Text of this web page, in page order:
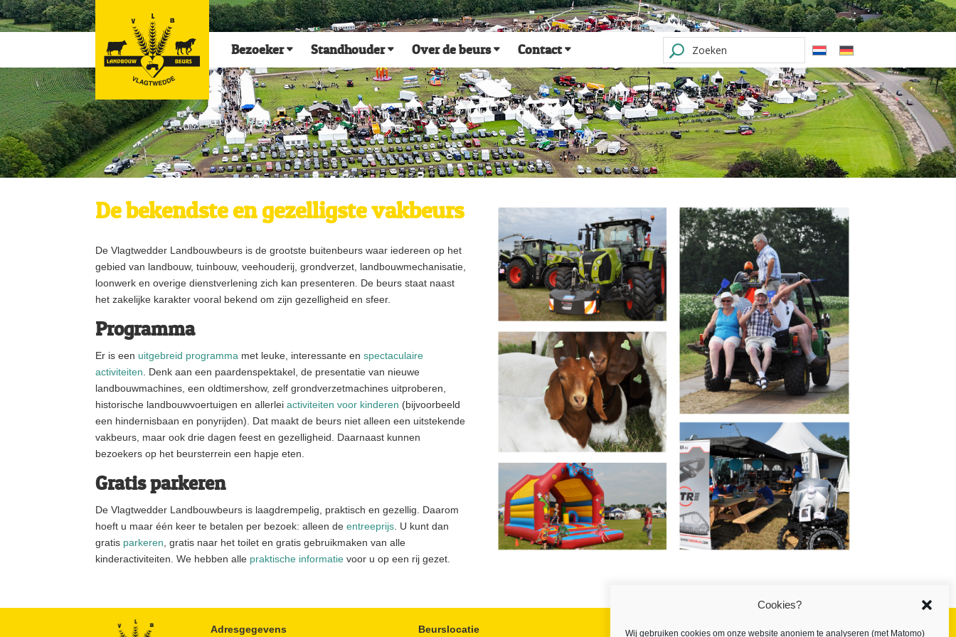
Cookies?
Wij gebruiken cookies om onze website anoniem te analyseren (met Matomo)
Bezoeker Standhouder Over de beurs Contact
De bekendste en gezelligste vakbeurs
De Vlagtwedder Landbouwbeurs is de grootste buitenbeurs waar iedereen op het
gebied van landbouw, tuinbouw, veehouderij, grondverzet, landbouwmechanisatie,
loonwerk en overige dienstverlening zich kan presenteren. De beurs staat naast
het zakelijke karakter vooral bekend om zijn gezelligheid en sfeer.
Programma
Er is een uitgebreid programma met leuke, interessante enspectaculaire
activiteiten . Denk aan een paardenspektakel, de presentatie van nieuwe
landbouwmachines, een oldtimershow, zelf grondverzetmachines uitproberen,
historische landbouwvoertuigen en allerleiactiviteiten voor kinderen (bijvoorbeeld
een hindernisbaan en ponyrijden). Dat maakt de beurs niet alleen een uitstekende
vakbeurs, maar ook drie dagen feest en gezelligheid. Daarnaast kunnen
bezoekers op het beursterrein een hapje eten.
Gratis parkeren
De Vlagtwedder Landbouwbeurs is laagdrempelig, praktisch en gezellig. Daarom
hoeft u maar één keer te betalen per bezoek: alleen deentreeprijs . U kunt dan
gratis parkeren , gratis naar het toilet en gratis gebruikmaken van alle
kinderactiviteiten. We hebben alle praktische informatie voor u op een rij gezet.
Adresgegevens
Beurslocatie